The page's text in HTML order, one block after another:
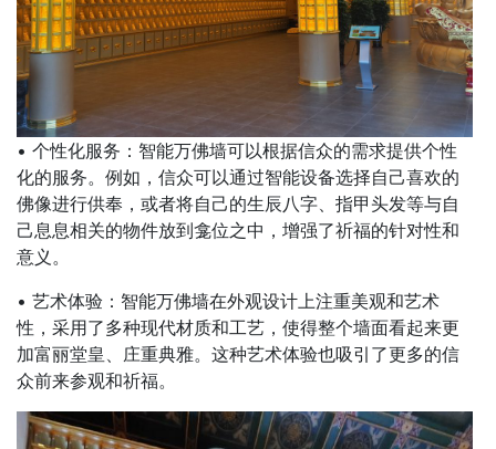
• 个性化服务：智能万佛墙可以根据信众的需求提供个性
化的服务。例如，信众可以通过智能设备选择自己喜欢的
佛像进行供奉，或者将自己的生辰八字、指甲头发等与自
己息息相关的物件放到龛位之中，增强了祈福的针对性和
意义。
• 艺术体验：智能万佛墙在外观设计上注重美观和艺术
性，采用了多种现代材质和工艺，使得整个墙面看起来更
加富丽堂皇、庄重典雅。这种艺术体验也吸引了更多的信
众前来参观和祈福。